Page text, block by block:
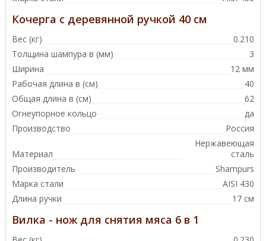
Кочерга с деревянной ручкой 40 см
Вес (кг)
0.210
Толщина шампура в (мм)
3
Ширина
12 мм
Рабочая длина в (см)
40
Общая длина в (см)
62
Огнеупорное кольцо
да
Производство
Россия
Материал
Нержавеющая
сталь
Производитель
Shampurs
Марка стали
AISI 430
Длина ручки
17 см
Вилка - нож для снятия мяса 6 в 1